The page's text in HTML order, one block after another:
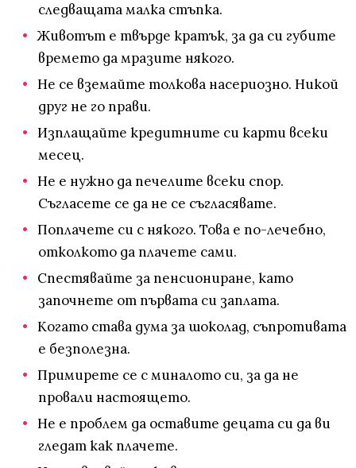
следващата малка стъпка.
Животът е твърде кратък, за да си губите
времето да мразите някого.
Не се вземайте толкова насериозно. Никой
друг не го прави.
Изплащайте кредитните си карти всеки
месец.
Не е нужно да печелите всеки спор.
Съгласете се да не се съгласявате.
Поплачете си с някого. Това е по-лечебно,
отколкото да плачете сами.
Спестявайте за пенсиониране, като
започнете от първата си заплата.
Когато става дума за шоколад, съпротивата
е безполезна.
Примирете се с миналото си, за да не
провали настоящето.
Не е проблем да оставите децата си да ви
гледат как плачете.